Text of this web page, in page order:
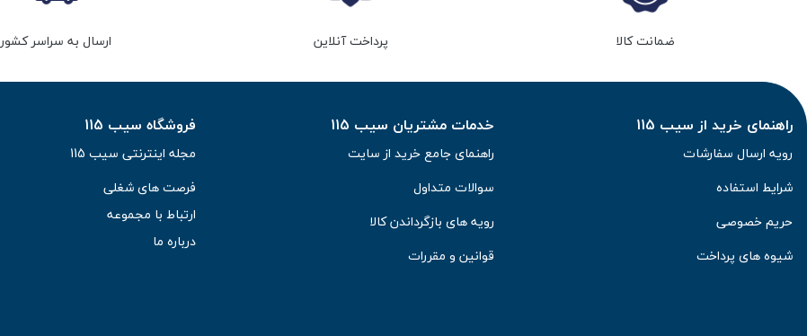
ضمانت کالا پرداخت آنلاین ارسال به سراسر کشور
راهنمای خرید از سیب 115
رویه ارسال سفارشات
شرایط استفاده
حریم خصوصی
شیوه های پرداخت
خدمات مشتریان سیب 115
راهنمای جامع خرید از سایت
سوالات متداول
رویه های بازگرداندن کالا
قوانین و مقررات
فروشگاه سیب 115
مجله اینترنتی سیب 115
فرصت های شغلی
ارتباط با مجموعه
درباره ما